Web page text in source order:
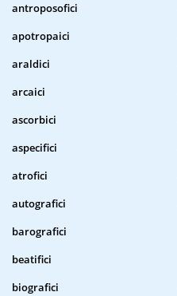
antroposofici
apotropaici
araldici
arcaici
ascorbici
aspecifici
atrofici
autografici
barografici
beatifici
biografici